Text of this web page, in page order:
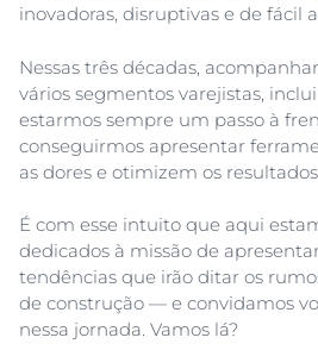
inovadoras, disruptivas e de fácil
Nessas três décadas,
vários segmentos varejistas,
estarmos sempre um passo à
conseguirmos apresentar
as dores e otimizem os resultados.
É com esse intuito que aqui
dedicados à missão de
tendências que irão ditar os
de construção — e convidamos
nessa jornada. Vamos lá?